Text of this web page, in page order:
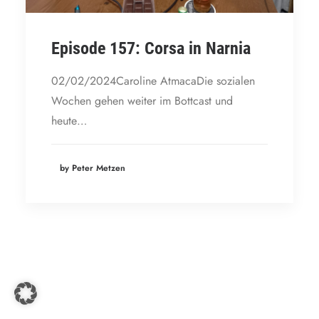
Episode 157: Corsa in Narnia
02/02/2024Caroline AtmacaDie sozialen
Wochen gehen weiter im Bottcast und
heute…
by Peter Metzen